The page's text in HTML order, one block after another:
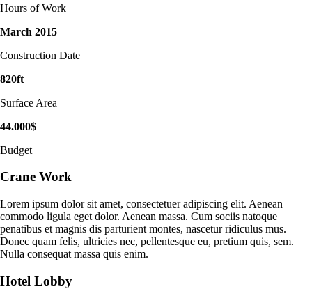
Hours of Work
March 2015
Construction Date
820ft
Surface Area
44.000$
Budget
Crane Work
Lorem ipsum dolor sit amet, consectetuer adipiscing elit. Aenean
commodo ligula eget dolor. Aenean massa. Cum sociis natoque
penatibus et magnis dis parturient montes, nascetur ridiculus mus.
Donec quam felis, ultricies nec, pellentesque eu, pretium quis, sem.
Nulla consequat massa quis enim.
Hotel Lobby